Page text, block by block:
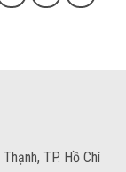
TP. Hồ Chí